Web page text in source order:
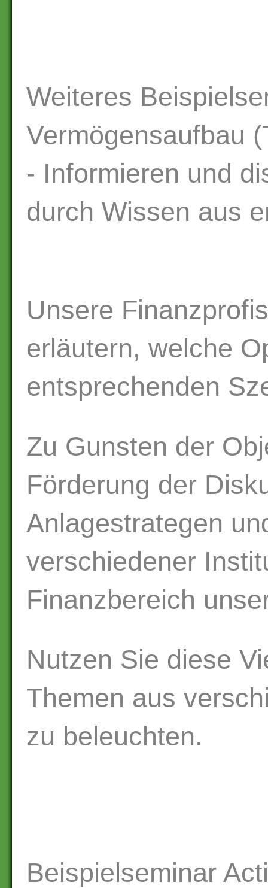
Weiteres
Vermögensaufbau
- Informieren und
durch Wissen aus
Unsere
erläutern, welche
entsprechenden
Zu Gunsten der
Förderung der
Anlagestrategen
verschiedener
Finanzbereich
Nutzen Sie diese
Themen aus
zu beleuchten.
Beispielseminar